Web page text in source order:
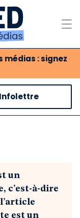
: signez
Infolettre
un
c’est-à-dire
est un